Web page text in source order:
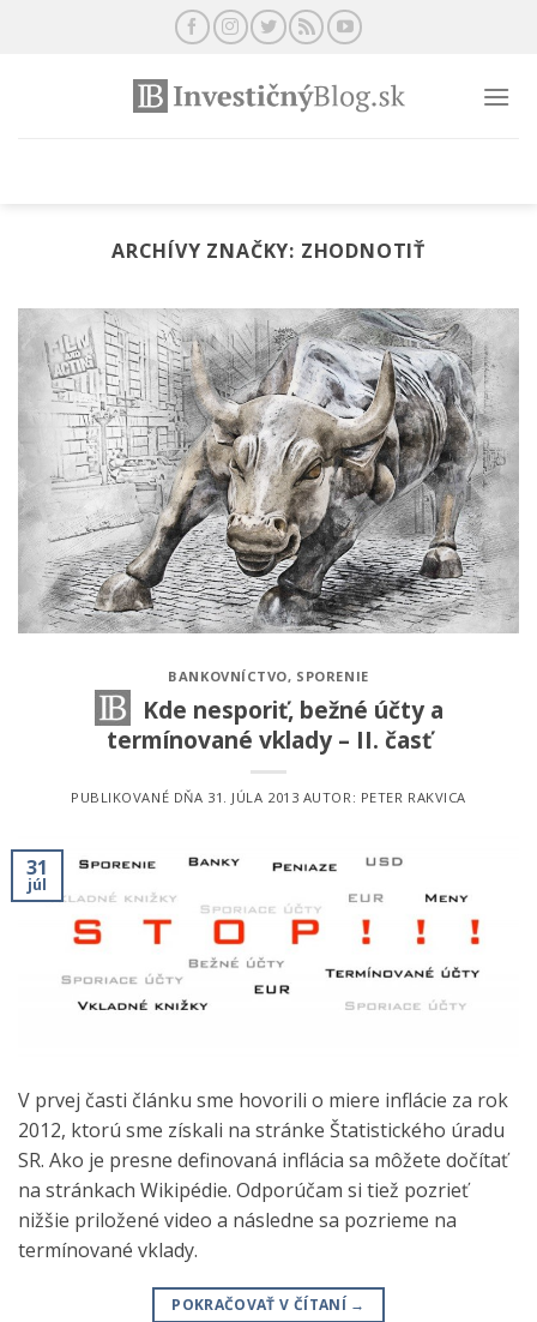
ARCHÍVY ZNAČKY: ZHODNOTIŤ
BANKOVNÍCTVO, SPORENIE
Kde nesporiť, bežné účty a
termínované vklady – II. časť
PUBLIKOVANÉ DŇA 31. JÚLA 2013 AUTOR: PETER RAKVICA
31
júl
V prvej časti článku sme hovorili o miere inflácie za rok
2012, ktorú sme získali na stránke Štatistického úradu
SR. Ako je presne definovaná inflácia sa môžete dočítať
na stránkach Wikipédie. Odporúčam si tiež pozrieť
nižšie priložené video a následne sa pozrieme na
termínované vklady.
POKRAČOVAŤ V ČÍTANÍ →